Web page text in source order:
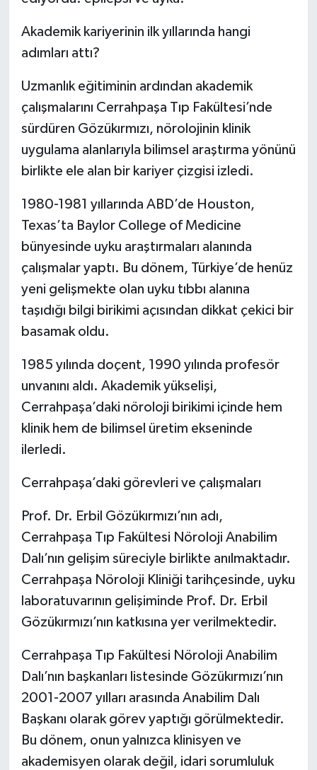
Akademik kariyerinin ilk yıllarında hangi
adımları attı?
Uzmanlık eğitiminin ardından akademik
çalışmalarını Cerrahpaşa Tıp Fakültesi’nde
sürdüren Gözükırmızı, nörolojinin klinik
uygulama alanlarıyla bilimsel araştırma yönünü
birlikte ele alan bir kariyer çizgisi izledi.
1980-1981 yıllarında ABD’de Houston,
Texas’ta Baylor College of Medicine
bünyesinde uyku araştırmaları alanında
çalışmalar yaptı. Bu dönem, Türkiye’de henüz
yeni gelişmekte olan uyku tıbbı alanına
taşıdığı bilgi birikimi açısından dikkat çekici bir
basamak oldu.
1985 yılında doçent, 1990 yılında profesör
unvanını aldı. Akademik yükselişi,
Cerrahpaşa’daki nöroloji birikimi içinde hem
klinik hem de bilimsel üretim ekseninde
ilerledi.
Cerrahpaşa’daki görevleri ve çalışmaları
Prof. Dr. Erbil Gözükırmızı’nın adı,
Cerrahpaşa Tıp Fakültesi Nöroloji Anabilim
Dalı’nın gelişim süreciyle birlikte anılmaktadır.
Cerrahpaşa Nöroloji Kliniği tarihçesinde, uyku
laboratuvarının gelişiminde Prof. Dr. Erbil
Gözükırmızı’nın katkısına yer verilmektedir.
Cerrahpaşa Tıp Fakültesi Nöroloji Anabilim
Dalı’nın başkanları listesinde Gözükırmızı’nın
2001-2007 yılları arasında Anabilim Dalı
Başkanı olarak görev yaptığı görülmektedir.
Bu dönem, onun yalnızca klinisyen ve
akademisyen olarak değil, idari sorumluluk